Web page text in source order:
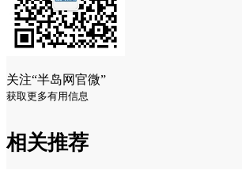
关注“半岛网官微”
获取更多有用信息
相关推荐